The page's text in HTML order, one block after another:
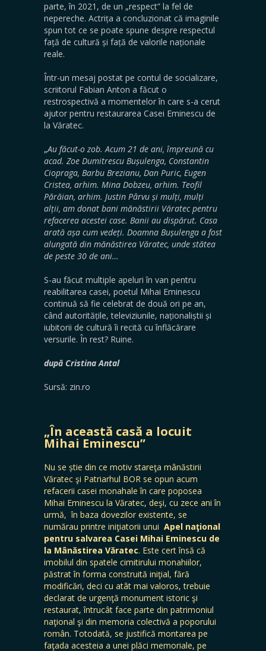
parte, în 2021, de un „respect” la fel de
nepereche. Actrița a concluzionat că imaginile
spun tot ce se poate spune despre respectul
față de cultură și față de valorile naționale
reale.
Într-un mesaj postat pe contul de socializare,
scriitorul Fabian Anton a făcut o
restrospectivă a momentelor în care s-a cerut
ajutor pentru restaurarea Casei Eminescu de
la Văratec.
„Au făcut-o zob. Acum 21 de ani, împreună cu
acad. Zoe Dumitrescu Bușulenga, Constantin
Ciopraga, Barbu Brezianu, Dan Puric, Eugen
Cristea, arhim. Mina Dobzeu, arhim. Teofil
Părăian, arhim. Justin Pârvu și mulți, mulți
alții, am donat bani mănăstirii Văratec pentru
refacerea acestei case. Banii au dispărut. Casa
arată așa cum vedeți. Doamna Bușulenga a fost
alungată din mănăstirea Văratec, unde stătea
de peste 30 de ani…
S-au făcut multiple apeluri în van pentru
reabilitarea casei, poetul Mihai Eminescu
continuă să fie celebrat de două ori pe an,
când autoritățile, televiziunile, naționaliștii și
iubitorii de cultură îi recită cu înflăcărare
versurile. În rest? Ruine.
după Cristina Antal
Sursă: zin.ro
„În această casă a locuit
Mihai Eminescu”
Nu se știe din ce motiv stareţa mânăstirii
Văratec şi Patriarhul BOR se opun acum
refacerii casei monahale în care poposea
Mihai Eminescu la Văratec, deşi, cu zece ani în
urmă, în baza dovezilor existente, se
numărau printre iniţiatorii unui Apel naţional
pentru salvarea Casei Mihai Eminescu de
la Mânăstirea Văratec. Este cert însă că
imobilul din spatele cimitirului monahiilor,
păstrat în forma construită iniţial, fără
modificări, deci cu atât mai valoros, trebuie
declarat de urgenţă monument istoric şi
restaurat, întrucât face parte din patrimoniul
naţional şi din memoria colectivă a poporului
român. Totodată, se justifică montarea pe
faţada acesteia a unei plăci memoriale, pe